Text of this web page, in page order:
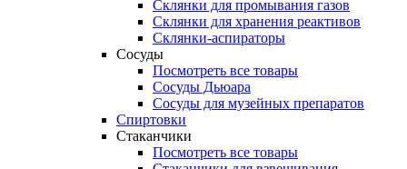
Склянки для промывания газов
Склянки для хранения реактивов
Склянки-аспираторы
Сосуды
Посмотреть все товары
Сосуды Дьюара
Сосуды для музейных препаратов
Спиртовки
Стаканчики
Посмотреть все товары